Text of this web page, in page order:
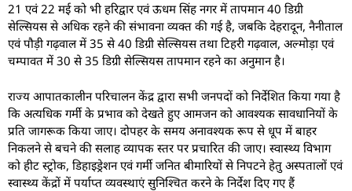
21 एवं 22 मई को भी हरिद्वार एवं ऊधम सिंह नगर में तापमान 40 डिग्री
सेल्सियस से अधिक रहने की संभावना व्यक्त की गई है, जबकि देहरादून, नैनीताल
एवं पौड़ी गढ़वाल में 35 से 40 डिग्री सेल्सियस तथा टिहरी गढ़वाल, अल्मोड़ा एवं
चम्पावत में 30 से 35 डिग्री सेल्सियस तापमान रहने का अनुमान है।
राज्य आपातकालीन परिचालन केंद्र द्वारा सभी जनपदों को निर्देशित किया गया है
कि अत्यधिक गर्मी के प्रभाव को देखते हुए आमजन को आवश्यक सावधानियों के
प्रति जागरूक किया जाए। दोपहर के समय अनावश्यक रूप से धूप में बाहर
निकलने से बचने की सलाह व्यापक स्तर पर प्रचारित की जाए। स्वास्थ्य विभाग
को हीट स्ट्रोक, डिहाइड्रेशन एवं गर्मी जनित बीमारियों से निपटने हेतु अस्पतालों एवं
स्वास्थ्य केंद्रों में पर्याप्त व्यवस्थाएं सुनिश्चित करने के निर्देश दिए गए हैं